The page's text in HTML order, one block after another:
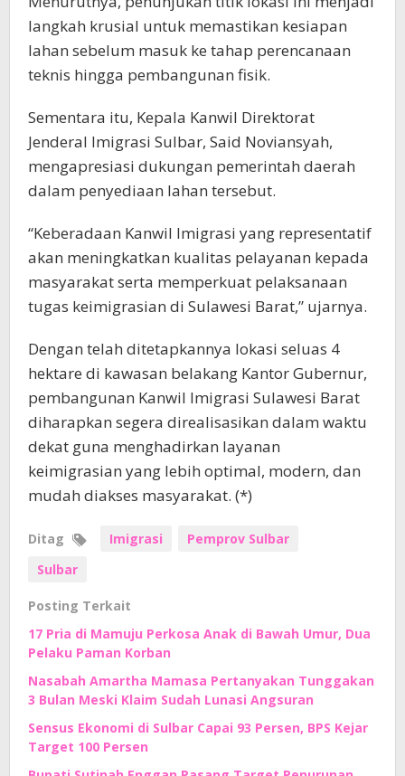
langkah krusial untuk memastikan kesiapan
lahan sebelum masuk ke tahap perencanaan
teknis hingga pembangunan fisik.
Sementara itu, Kepala Kanwil Direktorat
Jenderal Imigrasi Sulbar, Said Noviansyah,
mengapresiasi dukungan pemerintah daerah
dalam penyediaan lahan tersebut.
“Keberadaan Kanwil Imigrasi yang representatif
akan meningkatkan kualitas pelayanan kepada
masyarakat serta memperkuat pelaksanaan
tugas keimigrasian di Sulawesi Barat,” ujarnya.
Dengan telah ditetapkannya lokasi seluas 4
hektare di kawasan belakang Kantor Gubernur,
pembangunan Kanwil Imigrasi Sulawesi Barat
diharapkan segera direalisasikan dalam waktu
dekat guna menghadirkan layanan
keimigrasian yang lebih optimal, modern, dan
mudah diakses masyarakat. (*)
Ditag Imigrasi
Pemprov Sulbar
Sulbar
Posting Terkait
17 Pria di Mamuju Perkosa Anak di Bawah Umur, Dua
Pelaku Paman Korban
Nasabah Amartha Mamasa Pertanyakan Tunggakan
3 Bulan Meski Klaim Sudah Lunasi Angsuran
Sensus Ekonomi di Sulbar Capai 93 Persen, BPS Kejar
Target 100 Persen